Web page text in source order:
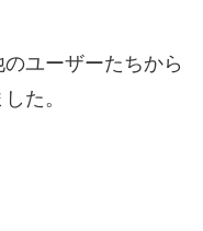
ユーザーたちから
た。